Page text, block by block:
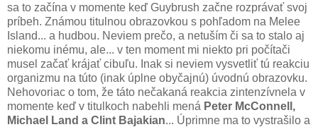
sa to začína v momente keď Guybrush začne rozprávať svoj
príbeh. Známou titulnou obrazovkou s pohľadom na Melee
Island... a hudbou. Neviem prečo, a netuším či sa to stalo aj
niekomu inému, ale... v ten moment mi niekto pri počítači
musel začať krájať cibuľu. Inak si neviem vysvetliť tú reakciu
organizmu na túto (inak úplne obyčajnú) úvodnú obrazovku.
Nehovoriac o tom, že táto nečakaná reakcia zintenzívnela v
momente keď v titulkoch nabehli mená Peter McConnell,
Michael Land a Clint Bajakian... Úprimne ma to vystrašilo a